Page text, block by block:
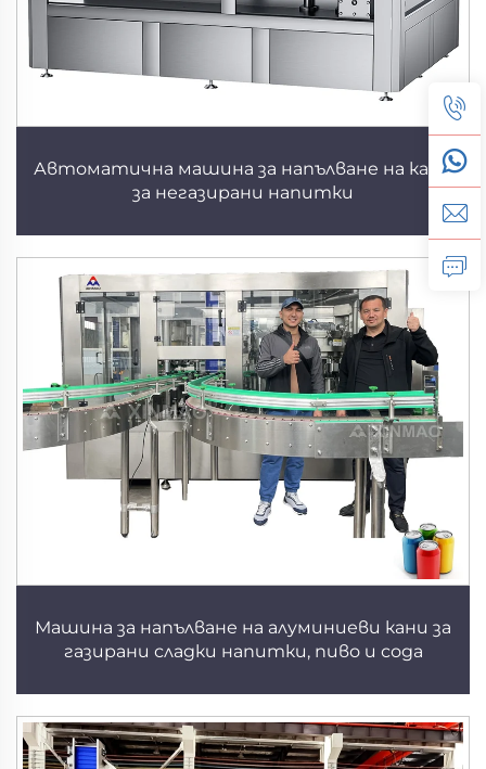
Автоматична машина за напълване на кани
за негазирани напитки
Машина за напълване на алуминиеви кани за
газирани сладки напитки, пиво и сода